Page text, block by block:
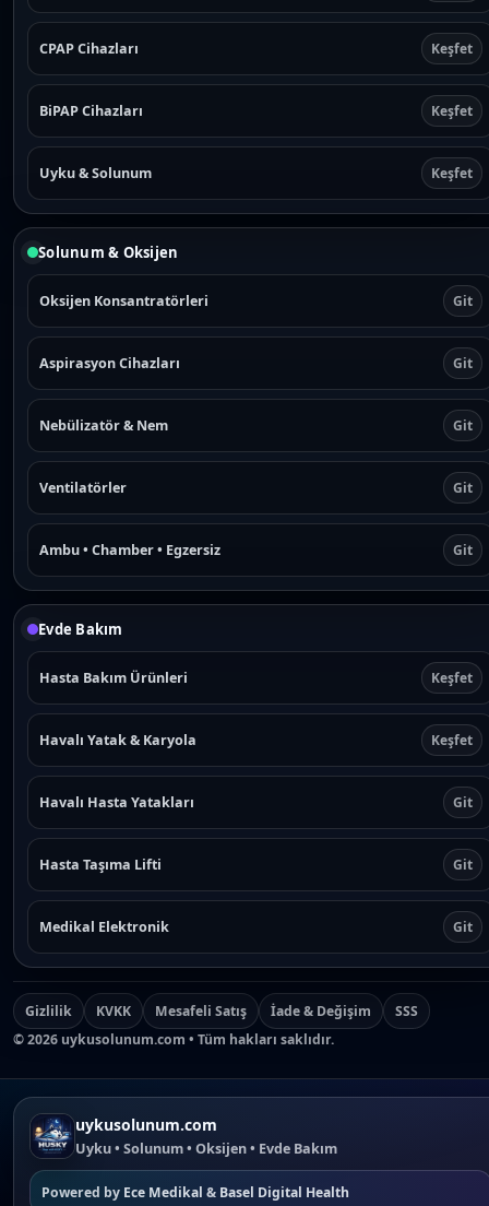
CPAP Cihazları Keşfet
BiPAP Cihazları Keşfet
Uyku & Solunum Keşfet
Solunum & Oksijen
Oksijen Konsantratörleri Git
Aspirasyon Cihazları Git
Nebülizatör & Nem Git
Ventilatörler Git
Ambu • Chamber • Egzersiz Git
Evde Bakım
Hasta Bakım Ürünleri Keşfet
Havalı Yatak & Karyola Keşfet
Havalı Hasta Yatakları Git
Hasta Taşıma Lifti Git
Medikal Elektronik Git
Gizlilik KVKK Mesafeli Satış İade & Değişim
SSS
©2026 uykusolunum.com • Tüm hakları saklıdır.
uykusolunum.com
Uyku • Solunum • Oksijen • Evde Bakım
Powered by Ece Medikal & Basel Digital Health